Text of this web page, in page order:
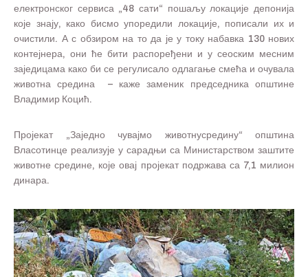
електронског сервиса „48 сати“ пошаљу локације депонија
које знају, како бисмо упоредили локације, пописали их и
очистили. А с обзиром на то да је у току набавка 130 нових
контејнера, они ће бити распоређени и у сеоским месним
заједицама како би се регулисало одлагање смећа и очувала
животна средина – каже заменик председника општине
Владимир Коцић.
Пројекат „Заједно чувајмо животнусредину“ општина
Власотинце реализује у сарадњи са Министарством заштите
животне средине, које овај пројекат подржава са 7,1 милион
динара.